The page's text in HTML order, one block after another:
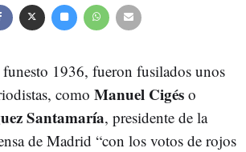
1936, fueron fusilados unos
como Manuel Cigés o
Santamaría, presidente de la
de Madrid “con los votos de rojos